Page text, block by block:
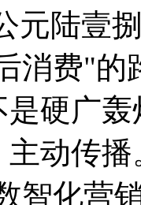
元陆壹
消费"的
硬广
主动传播
智化营